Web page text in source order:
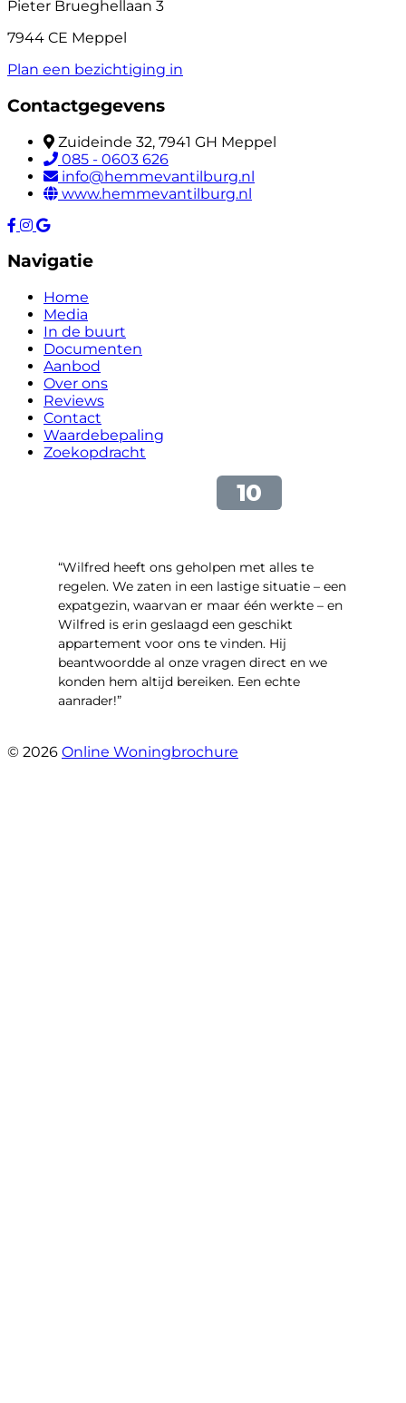
Pieter Brueghellaan 3
7944 CE Meppel
Plan een bezichtiging in
Contactgegevens
Zuideinde 32, 7941 GH Meppel
085 - 0603 626
info@hemmevantilburg.nl
www.hemmevantilburg.nl
Navigatie
Home
Media
In de buurt
Documenten
Aanbod
Over ons
Reviews
Contact
Waardebepaling
Zoekopdracht
“Wilfred heeft ons geholpen met alles te
regelen. We zaten in een lastige situatie – een
expatgezin, waarvan er maar één werkte – en
Wilfred is erin geslaagd een geschikt
appartement voor ons te vinden. Hij
beantwoordde al onze vragen direct en we
konden hem altijd bereiken. Een echte
aanrader!”
© 2026 Online Woningbrochure